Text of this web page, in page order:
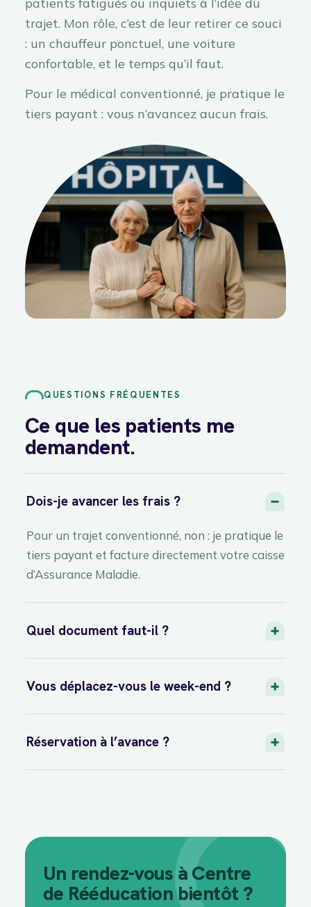
trajet. Mon rôle, c’est de leur retirer ce souci
: un chauffeur ponctuel, une voiture
confortable, et le temps qu’il faut.
Pour le médical conventionné, je pratique le
tiers payant : vous n’avancez aucun frais.
QUESTIONS FRÉQUENTES
Ce que les patients me
demandent.
Dois-je avancer les frais ?
Pour un trajet conventionné, non : je pratique le
tiers payant et facture directement votre caisse
d’Assurance Maladie.
Quel document faut-il ?
Vous déplacez-vous le week-end ?
Réservation à l’avance ?
Un rendez-vous à Centre
de Rééducation bientôt ?